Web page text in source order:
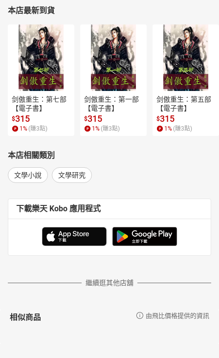
本店最新到貨
剑傲重生：第七部
【電子書】
$315
1 % (賺3點)
剑傲重生：第一部
【電子書】
$315
1 % (賺3點)
剑傲重生：第五部
【電子書】
$315
1 % (賺3點)
本店相關類別
文學小說 文學研究
下載樂天 Kobo 應用程式
繼續逛其他店舖
相似商品 由飛比價格提供的資訊